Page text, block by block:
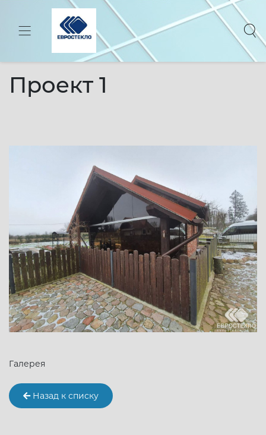
Toggle navigation
Проекты - Терассы - Проект 1
Проект 1
Галерея
Назад к списку